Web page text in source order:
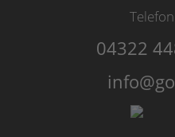
04322